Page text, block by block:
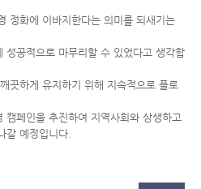
정화에 이바지한다는 의미를 되새기는
성공적으로 마무리할 수 있었다고 생각합
끗하게 유지하기 위해 지속적으로 플로
페인을 추진하여 지역사회와 상생하고
갈 예정입니다.